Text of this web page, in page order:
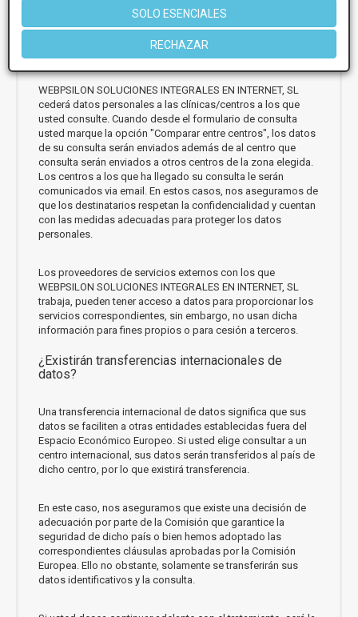
SOLO ESENCIALES
RECHAZAR
probar la gestión de los servicios y el ejercicio de sus
¿A qué destinatarios se comunicarán sus datos?
WEBPSILON SOLUCIONES INTEGRALES EN INTERNET, SL
cederá datos personales a las clínicas/centros a los que
usted consulte. Cuando desde el formulario de consulta
usted marque la opción "Comparar entre centros", los datos
de su consulta serán enviados además de al centro que
consulta serán enviados a otros centros de la zona elegida.
Los centros a los que ha llegado su consulta le serán
comunicados via email. En estos casos, nos aseguramos de
que los destinatarios respetan la confidencialidad y cuentan
con las medidas adecuadas para proteger los datos
personales.
Los proveedores de servicios externos con los que
WEBPSILON SOLUCIONES INTEGRALES EN INTERNET, SL
trabaja, pueden tener acceso a datos para proporcionar los
servicios correspondientes, sin embargo, no usan dicha
información para fines propios o para cesión a terceros.
¿Existirán transferencias internacionales de
datos?
Una transferencia internacional de datos significa que sus
datos se faciliten a otras entidades establecidas fuera del
Espacio Económico Europeo. Si usted elige consultar a un
centro internacional, sus datos serán transferidos al país de
dicho centro, por lo que existirá transferencia.
En este caso, nos aseguramos que existe una decisión de
adecuación por parte de la Comisión que garantice la
seguridad de dicho país o bien hemos adoptado las
correspondientes cláusulas aprobadas por la Comisión
Europea. Ello no obstante, solamente se transferirán sus
datos identificativos y la consulta.